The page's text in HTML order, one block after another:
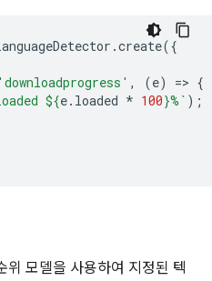
.create({
'downloadprogress' , (e) => {
${e. loaded * 100}%` );
모델을 사용하여 지정된 텍